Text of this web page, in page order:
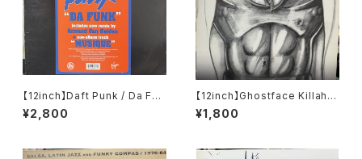
【12inch】Daft Punk / Da Fun
k
¥2,800
【12inch】Ghostface Killah /
All That I Got Is You
¥1,800